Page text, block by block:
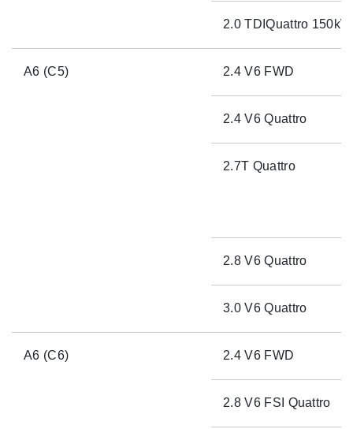
2.0 TDIQuattro 150kW
A6 (C5) 2.4 V6 FWD
2.4 V6 Quattro
2.7T Quattro
2.8 V6 Quattro
3.0 V6 Quattro
A6 (C6) 2.4 V6 FWD
2.8 V6 FSI Quattro